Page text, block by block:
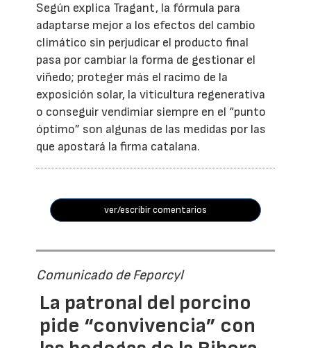
Según explica Tragant, la fórmula para
adaptarse mejor a los efectos del cambio
climático sin perjudicar el producto final
pasa por cambiar la forma de gestionar el
viñedo; proteger más el racimo de la
exposición solar, la viticultura regenerativa
o conseguir vendimiar siempre en el “punto
óptimo” son algunas de las medidas por las
que apostará la firma catalana.
ver/escribir comentarios
Comunicado de Feporcyl
La patronal del porcino
pide “convivencia” con